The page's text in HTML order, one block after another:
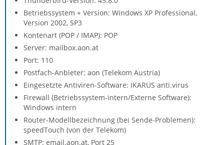
Betriebssystem + Version: Windows XP Professional,
Version 2002, SP3
Kontenart (POP / IMAP): POP
Server: mailbox.aon.at
Port: 110
Postfach-Anbieter: aon (Telekom Austria)
Eingesetzte Antiviren-Software: IKARUS anti.virus
Firewall (Betriebssystem-intern/Externe Software):
Windows intern
Router-Modellbezeichnung (bei Sende-Problemen):
speedTouch (von der Telekom)
SMTP: email.aon.at, Port 25